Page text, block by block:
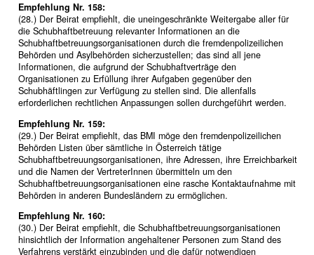
Empfehlung Nr. 158:
(28.) Der Beirat empfiehlt, die uneingeschränkte Weitergabe aller für
die Schubhaftbetreuung relevanter Informationen an die
Schubhaftbetreuungsorganisationen durch die fremdenpolizeilichen
Behörden und Asylbehörden sicherzustellen; das sind all jene
Informationen, die aufgrund der Schubhaftverträge den
Organisationen zu Erfüllung ihrer Aufgaben gegenüber den
Schubhäftlingen zur Verfügung zu stellen sind. Die allenfalls
erforderlichen rechtlichen Anpassungen sollen durchgeführt werden.
Empfehlung Nr. 159:
(29.) Der Beirat empfiehlt, das BMI möge den fremdenpolizeilichen
Behörden Listen über sämtliche in Österreich tätige
Schubhaftbetreuungsorganisationen, ihre Adressen, ihre Erreichbarkeit
und die Namen der VertreterInnen übermitteln um den
Schubhaftbetreuungsorganisationen eine rasche Kontaktaufnahme mit
Behörden in anderen Bundesländern zu ermöglichen.
Empfehlung Nr. 160:
(30.) Der Beirat empfiehlt, die Schubhaftbetreuungsorganisationen
hinsichtlich der Information angehaltener Personen zum Stand des
Verfahrens verstärkt einzubinden und die dafür notwendigen